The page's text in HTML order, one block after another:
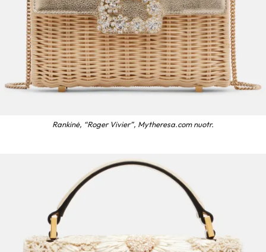
Rankinė, “Roger Vivier”, Mytheresa.com nuotr.